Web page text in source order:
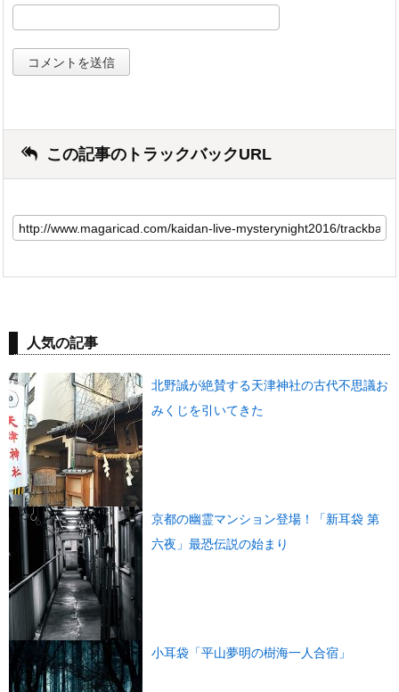
この記事のトラックバックURL
人気の記事
北野誠が絶賛する天津神社の古代不思議お
みくじを引いてきた
京都の幽霊マンション登場！「新耳袋 第
六夜」最恐伝説の始まり
小耳袋「平山夢明の樹海一人合宿」